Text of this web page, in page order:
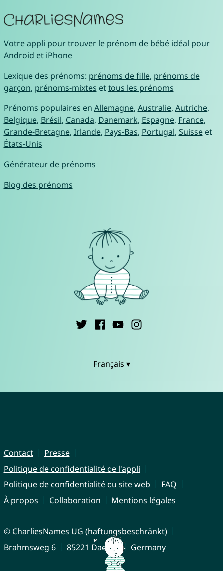
Votreappli pour trouver le prénom de bébé idéal pour
Android et iPhone
Lexique des prénoms: prénoms de fille, prénoms de
garçon, prénoms-mixtes ettous les prénoms
Prénoms populaires en Allemagne, Australie, Autriche,
Belgique, Brésil, Canada, Danemark, Espagne, France,
Grande-Bretagne, Irlande, Pays-Bas, Portugal, Suisseet
États-Unis
Générateur de prénoms
Blog des prénoms
Français ▾
Contact
Presse
Politique de confidentialité de l'appli
Politique de confidentialité du site web
FAQ
À propos
Collaboration Mentions légales
© CharliesNames UG (haftungsbeschränkt)
Brahmsweg 6
85221 Dachau Germany